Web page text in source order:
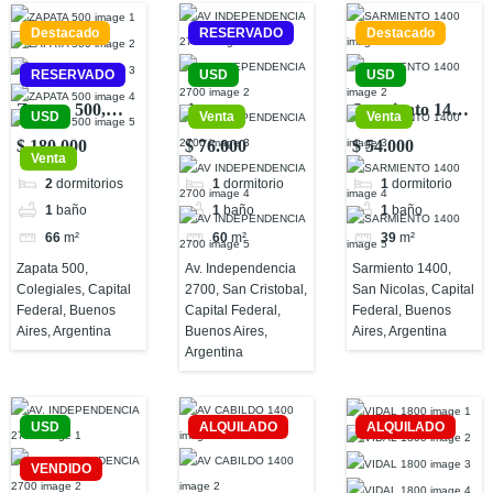
Destacado
RESERVADO
USD
Venta
Zapata 500,
Colegiales,
Capital Federal,
Buenos Aires,
Argentina
$ 180.000
2 dormitorios
1 baño
66 m²
Zapata 500,
Colegiales, Capital
Federal, Buenos
Aires, Argentina
RESERVADO
USD
Venta
Av.
Independencia
2700, San
Cristobal,
Capital Federal,
Buenos Aires,
Argentina
$ 76.000
1 dormitorio
1 baño
60 m²
Av. Independencia
2700, San Cristobal,
Capital Federal,
Buenos Aires,
Argentina
Destacado
USD
Venta
Sarmiento 1400,
San Nicolas,
Capital Federal,
Buenos Aires,
Argentina
$ 54.000
1 dormitorio
1 baño
39 m²
Sarmiento 1400,
San Nicolas, Capital
Federal, Buenos
Aires, Argentina
USD
VENDIDO
ALQUILADO ALQUILADO